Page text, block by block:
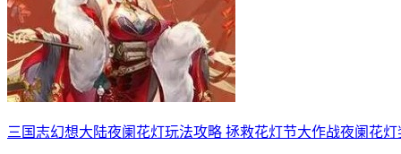
三国志幻想大陆夜阑花灯玩法攻略 拯救花灯节大作战夜阑花